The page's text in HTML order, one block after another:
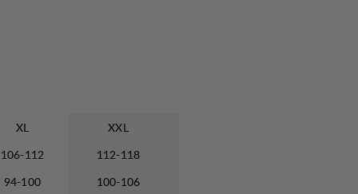
XL
XXL
106-112
112-118
94-100
100-106